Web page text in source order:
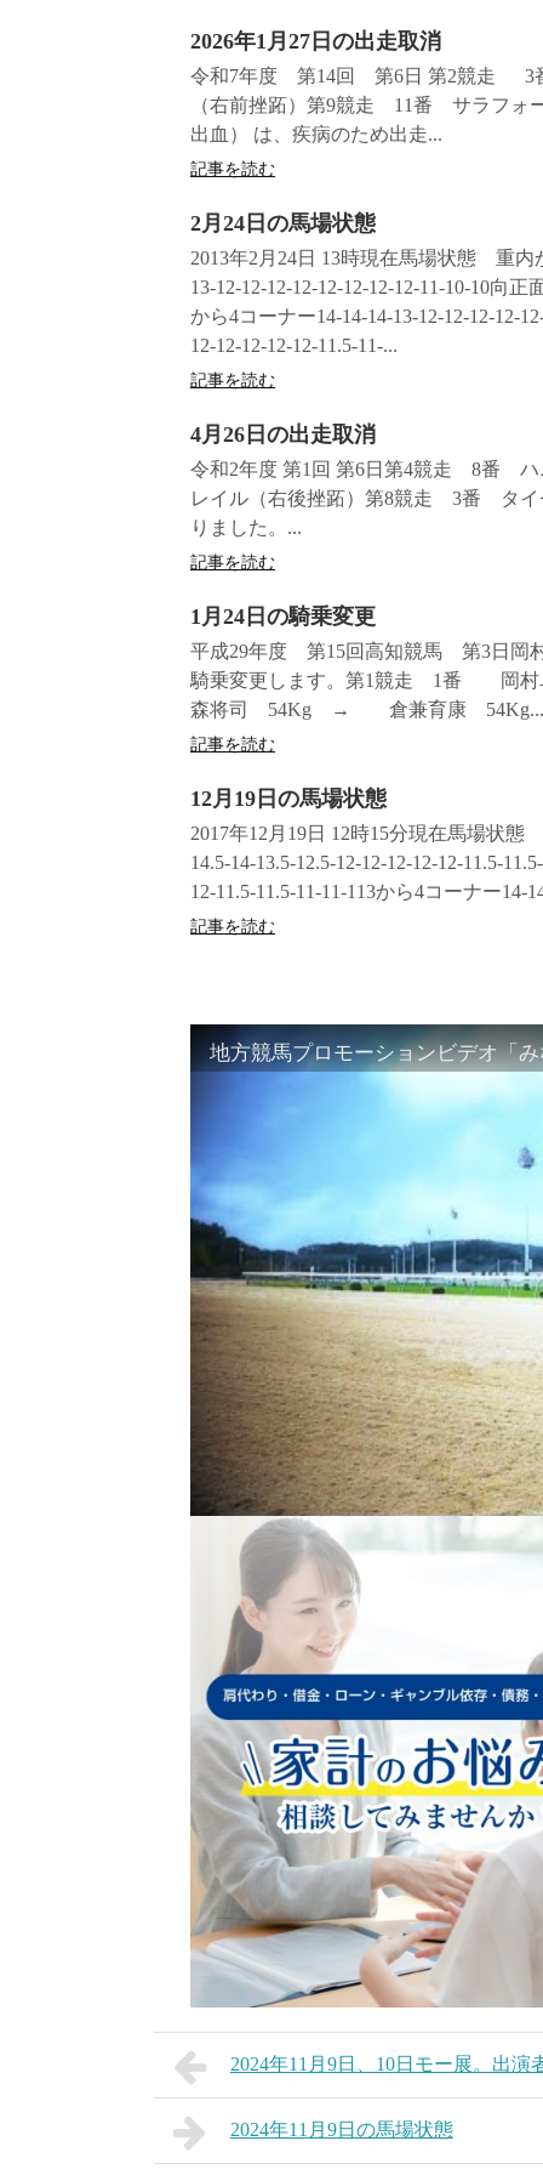
2026年1月27日の出走取消
令和7年度 第14回 第6日 第2競走 3
（右前挫跖）第9競走 11番 サラフォ
出血） は、疾病のため出走...
記事を読む
2月24日の馬場状態
2013年2月24日 13時現在馬場状態 重内
13-12-12-12-12-12-12-12-12-11-10-10向正
から4コーナー14-14-14-13-12-12-12-12-
12-12-12-12-12-11.5-11-...
記事を読む
4月26日の出走取消
令和2年度 第1回 第6日第4競走 8番
レイル（右後挫跖）第8競走 3番 タイ
りました。...
記事を読む
1月24日の騎乗変更
平成29年度 第15回高知競馬 第3日岡
騎乗変更します。第1競走 1番
森将司 54Kg → 倉兼育康 54Kg...
記事を読む
12月19日の馬場状態
2017年12月19日 12時15分現在馬場状
14.5-14-13.5-12.5-12-12-12-12-12-11.5-
12-11.5-11.5-11-11-113から4コーナー14-
記事を読む
地方競馬プロモーションビデオ「
2024年11月9日、10日モー展。出演
2024年11月9日の馬場状態